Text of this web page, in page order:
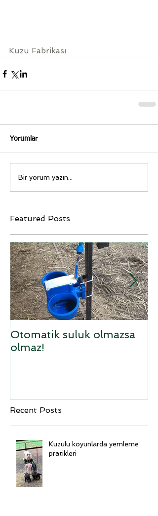
Kuzu Fabrikası
Yorumlar
Bir yorum yazın...
Featured Posts
Otomatik suluk olmazsa
olmaz!
Recent Posts
Kuzulu koyunlarda yemleme
pratikleri